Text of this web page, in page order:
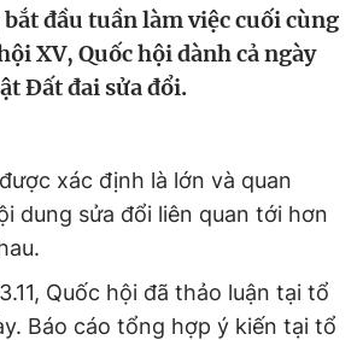
Tin 360
Magazine
Liên hệ quảng cáo
bắt đầu tuần làm việc cuối cùng
XV, Quốc hội dành cả ngày
Đất đai sửa đổi.
xác định là lớn và quan
dung sửa đổi liên quan tới hơn
Quốc hội đã thảo luận tại tổ
Báo cáo tổng hợp ý kiến tại tổ